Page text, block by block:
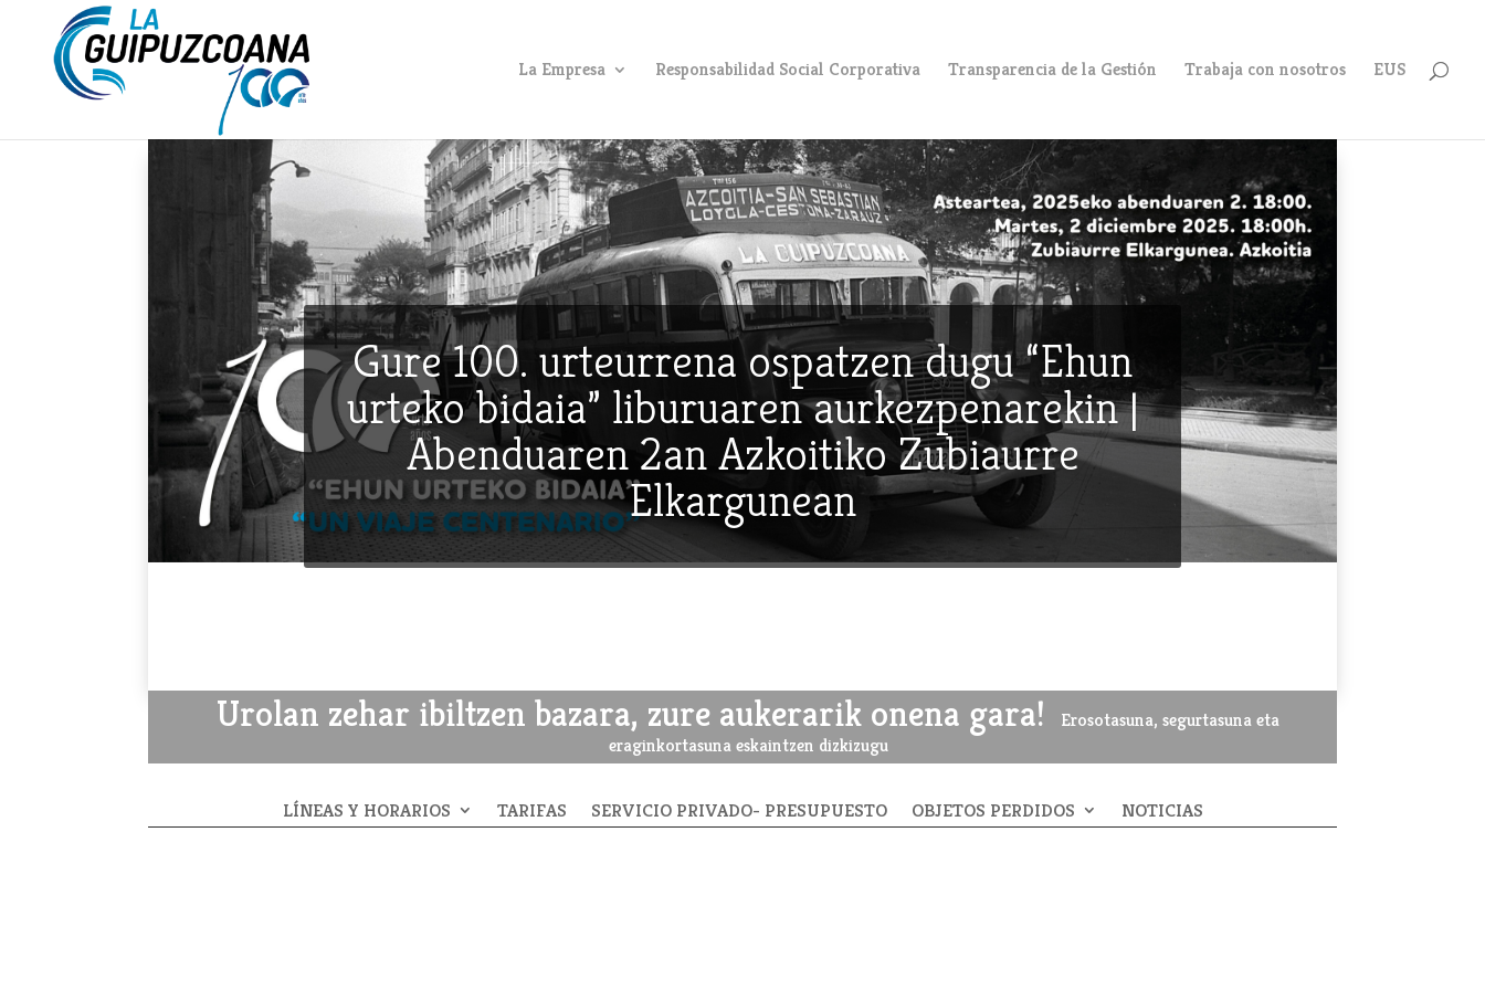
La Empresa Responsabilidad Social Corporativa Transparencia de la Gestión Trabaja con nosotros EUS
Gure 100. urteurrena ospatzen dugu “Ehun
urteko bidaia” liburuaren aurkezpenarekin |
Abenduaren 2an Azkoitiko Zubiaurre
Elkargunean
Urolan zehar ibiltzen bazara, zure aukerarik onena gara!
Erosotasuna, segurtasuna eta
eraginkortasuna eskaintzen dizkizugu
LÍNEAS Y HORARIOS TARIFAS SERVICIO PRIVADO- PRESUPUESTO OBJETOS PERDIDOS NOTICIAS